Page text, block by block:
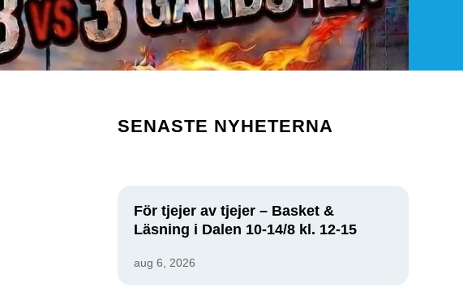
SENASTE NYHETERNA
För tjejer av tjejer – Basket &
Läsning i Dalen 10-14/8 kl. 12-15
aug 6, 2026